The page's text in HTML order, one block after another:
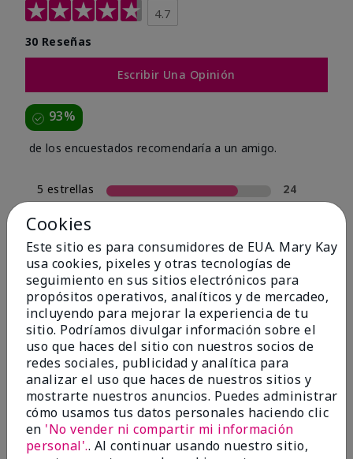
4.7
30 Reseñas
Escribir Una Opinión
93%
de los encuestados recomendaría a un amigo.
5 estrellas
24
4 estrellas
3 estrellas
0
2 estrellas
2
1 estrella
0
Tipo De Piel
Filtrar
reseñas
por
Tipo
de
piel
Cookies
Este sitio es para consumidores de EUA. Mary Kay
usa cookies, pixeles y otras tecnologías de
seguimiento en sus sitios electrónicos para
propósitos operativos, analíticos y de mercadeo,
incluyendo para mejorar la experiencia de tu
sitio. Podríamos divulgar información sobre el
uso que haces del sitio con nuestros socios de
redes sociales, publicidad y analítica para
analizar el uso que haces de nuestros sitios y
mostrarte nuestros anuncios. Puedes administrar
cómo usamos tus datos personales haciendo clic
en 'No vender ni compartir mi información
personal'.. Al continuar usando nuestro sitio,